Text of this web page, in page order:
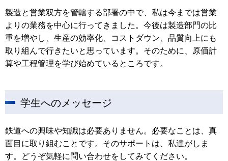
製造と営業双方を管轄する部署の中で、私は今までは営業
よりの業務を中心に行ってきました。今後は製造部門の比
重を増やし、生産の効率化、コストダウン、品質向上にも
取り組んで行きたいと思っています。そのために、原価計
算や工程管理を学び始めているところです。
学生へのメッセージ
鉄道への興味や知識は必要ありません。必要なことは、真
面目に取り組むことです。そのサポートは、私達がしま
す。どうぞ気軽に問い合わせをしてみてください。